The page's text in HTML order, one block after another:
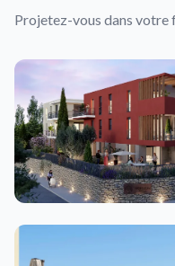
Projetez-vous dans votre